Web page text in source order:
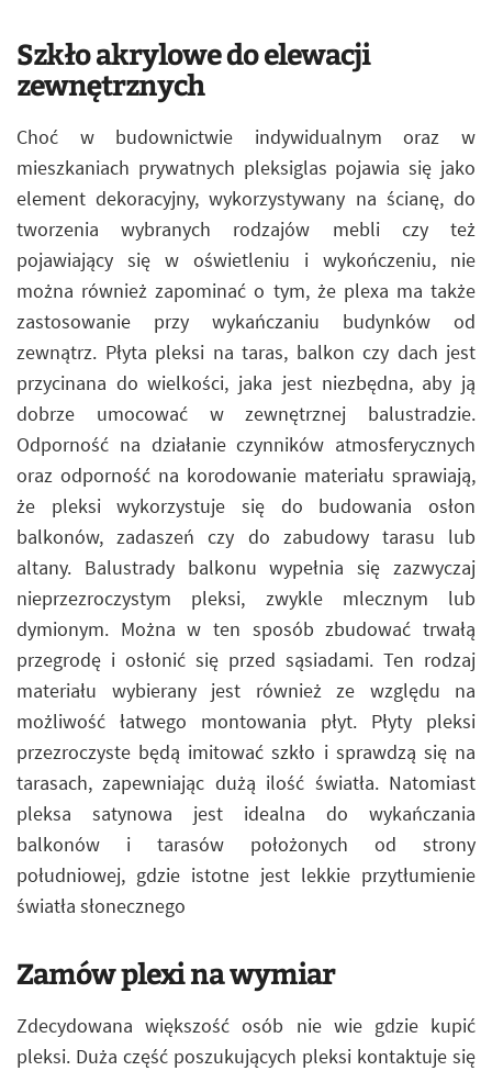
Szkło akrylowe do elewacji
zewnętrznych
Choć w budownictwie indywidualnym oraz w
mieszkaniach prywatnych pleksiglas pojawia się jako
element dekoracyjny, wykorzystywany na ścianę, do
tworzenia wybranych rodzajów mebli czy też
pojawiający się w oświetleniu i wykończeniu, nie
można również zapominać o tym, że plexa ma także
zastosowanie przy wykańczaniu budynków od
zewnątrz. Płyta pleksi na taras, balkon czy dach jest
przycinana do wielkości, jaka jest niezbędna, aby ją
dobrze umocować w zewnętrznej balustradzie.
Odporność na działanie czynników atmosferycznych
oraz odporność na korodowanie materiału sprawiają,
że pleksi wykorzystuje się do budowania osłon
balkonów, zadaszeń czy do zabudowy tarasu lub
altany. Balustrady balkonu wypełnia się zazwyczaj
nieprzezroczystym pleksi, zwykle mlecznym lub
dymionym. Można w ten sposób zbudować trwałą
przegrodę i osłonić się przed sąsiadami. Ten rodzaj
materiału wybierany jest również ze względu na
możliwość łatwego montowania płyt. Płyty pleksi
przezroczyste będą imitować szkło i sprawdzą się na
tarasach, zapewniając dużą ilość światła. Natomiast
pleksa satynowa jest idealna do wykańczania
balkonów i tarasów położonych od strony
południowej, gdzie istotne jest lekkie przytłumienie
światła słonecznego
Zamów plexi na wymiar
Zdecydowana większość osób nie wie gdzie kupić
pleksi. Duża część poszukujących pleksi kontaktuje się